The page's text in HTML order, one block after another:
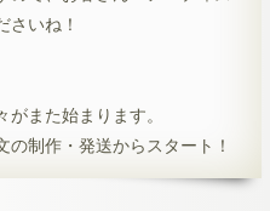
さいね！
また始まります。
の制作・発送からスタート！